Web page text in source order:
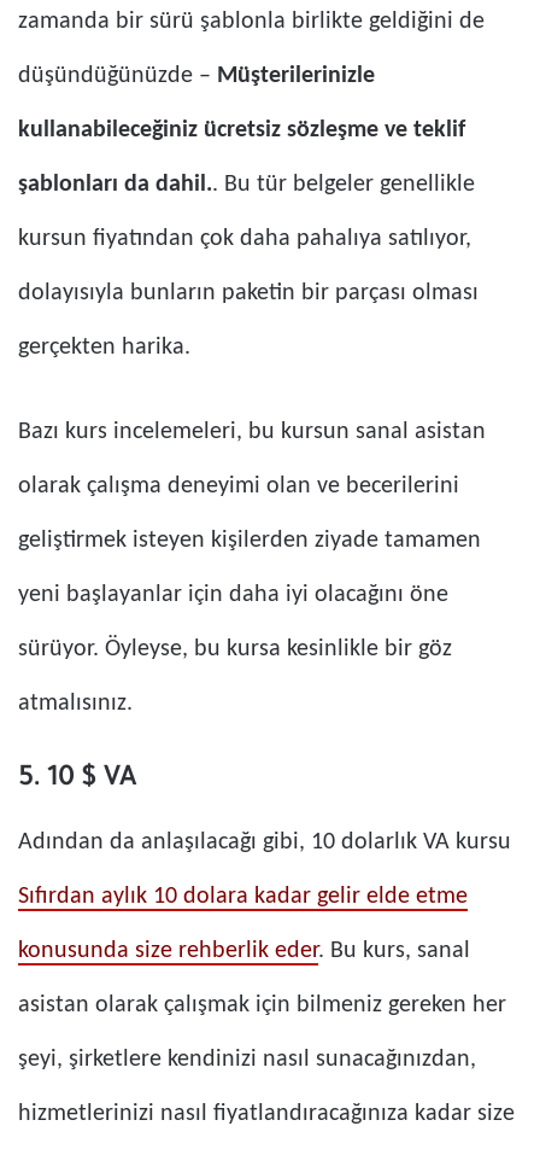
zamanda bir sürü şablonla birlikte geldiğini de
düşündüğünüzde – Müşterilerinizle
kullanabileceğiniz ücretsiz sözleşme ve teklif
şablonları da dahil.. Bu tür belgeler genellikle
kursun fiyatından çok daha pahalıya satılıyor,
dolayısıyla bunların paketin bir parçası olması
gerçekten harika.
Bazı kurs incelemeleri, bu kursun sanal asistan
olarak çalışma deneyimi olan ve becerilerini
geliştirmek isteyen kişilerden ziyade tamamen
yeni başlayanlar için daha iyi olacağını öne
sürüyor. Öyleyse, bu kursa kesinlikle bir göz
atmalısınız.
5. 10 $ VA
Adından da anlaşılacağı gibi, 10 dolarlık VA kursu
Sıfırdan aylık 10 dolara kadar gelir elde etme
konusunda size rehberlik eder. Bu kurs, sanal
asistan olarak çalışmak için bilmeniz gereken her
şeyi, şirketlere kendinizi nasıl sunacağınızdan,
hizmetlerinizi nasıl fiyatlandıracağınıza kadar size